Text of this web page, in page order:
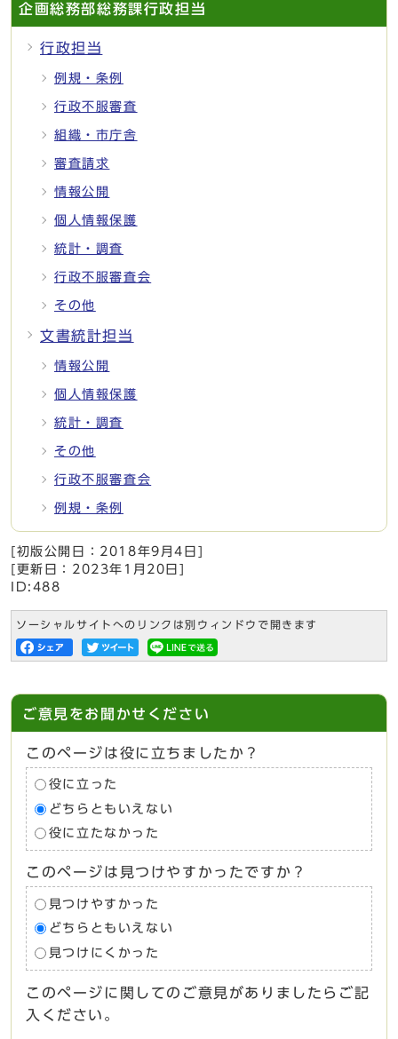
企画総務部総務課行政担当
行政担当
例規・条例
行政不服審査
組織・市庁舎
審査請求
情報公開
個人情報保護
統計・調査
行政不服審査会
その他
文書統計担当
情報公開
個人情報保護
統計・調査
その他
行政不服審査会
例規・条例
[初版公開日： 2018年9月4日
[更新日： 2023年1月20日
ID:488
ソーシャルサイトへのリンクは別ウィンドウで開きます
ご意見をお聞かせください
このページは役に立ちましたか？
役に立った
どちらともいえない
役に立たなかった
このページは見つけやすかったですか？
見つけやすかった
どちらともいえない
見つけにくかった
このページに関してのご意見がありましたらご記
入ください。